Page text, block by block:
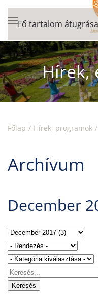
Fő tartalom átugrása
Hírek,
Főlap Hírek, programok
Archívum
December
Keresés